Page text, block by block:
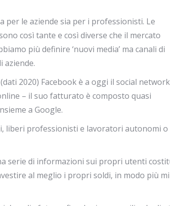
per le aziende sia per i professionisti. Le
così tante e così diverse che il mercato
più definire ‘nuovi media’ ma canali di
aziende.
(dati 2020) Facebook è a oggi il social
– il suo fatturato è composto quasi
a Google.
liberi professionisti e lavoratori autonomi o
serie di informazioni sui propri utenti
al meglio i propri soldi, in modo più